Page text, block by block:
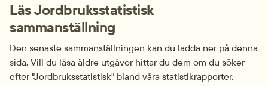
Läs Jordbruksstatistisk
sammanställning
Den senaste sammanställningen kan du ladda ner på denna
sida. Vill du läsa äldre utgåvor hittar du dem om du söker
efter "Jordbruksstatistisk" bland våra statistikrapporter.